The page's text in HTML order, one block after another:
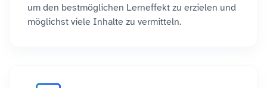
um den bestmöglichen Lerneffekt zu erzielen und
möglichst viele Inhalte zu vermitteln.